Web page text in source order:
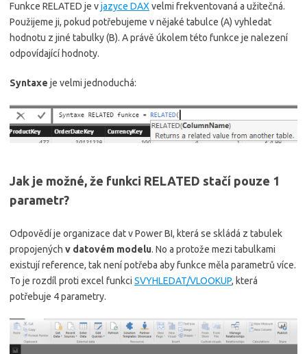
Funkce RELATED je vjazyce DAX velmi frekventovaná a užitečná.
Použijeme ji, pokud potřebujeme v nějaké tabulce (A) vyhledat
hodnotu z jiné tabulky (B). A právě úkolem této funkce je nalezení
odpovídající hodnoty.
Syntaxe je velmi jednoduchá:
Jak je možné, že funkci RELATED stačí pouze 1
parametr?
Odpovědí je organizace dat v Power BI, která se skládá z tabulek
propojených v datovém modelu. No a protože mezi tabulkami
existují reference, tak není potřeba aby funkce měla parametrů více.
To je rozdíl proti excel funkci SVYHLEDAT/VLOOKUP, která
potřebuje 4 parametry.